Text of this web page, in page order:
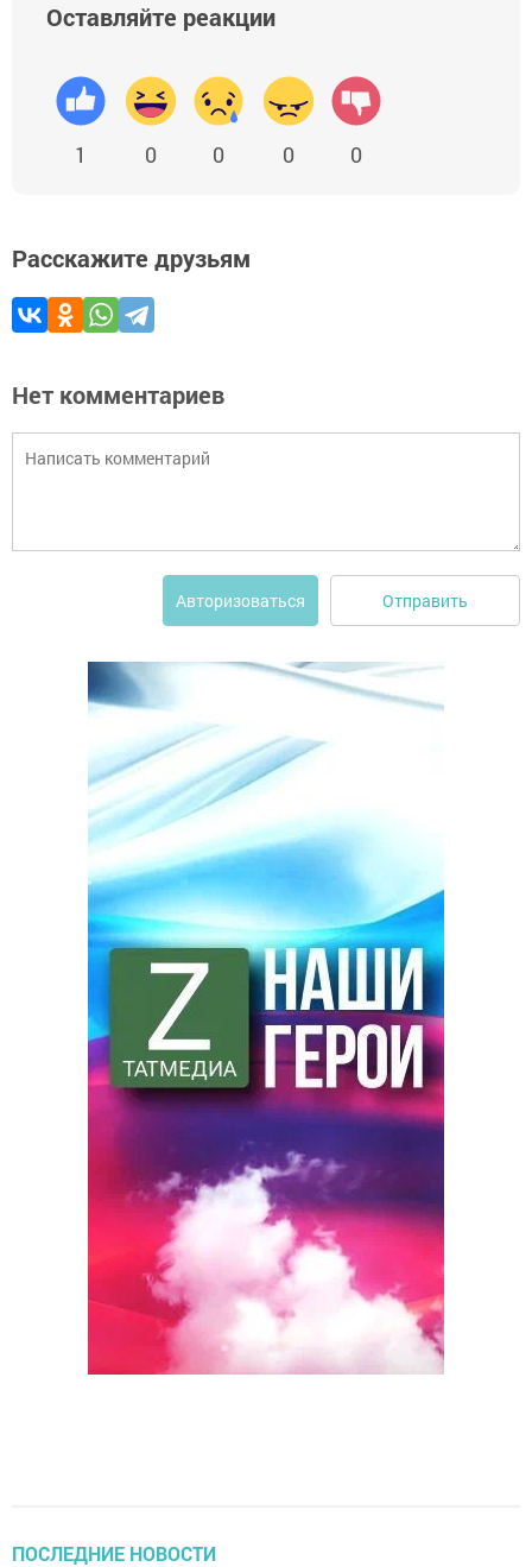
Оставляйте реакции
1 0 0 0 0
Расскажите друзьям
Нет комментариев
Авторизоваться Отправить
ПОСЛЕДНИЕ НОВОСТИ